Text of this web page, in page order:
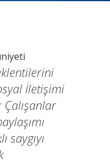
Sorunları birlikte
başarıları